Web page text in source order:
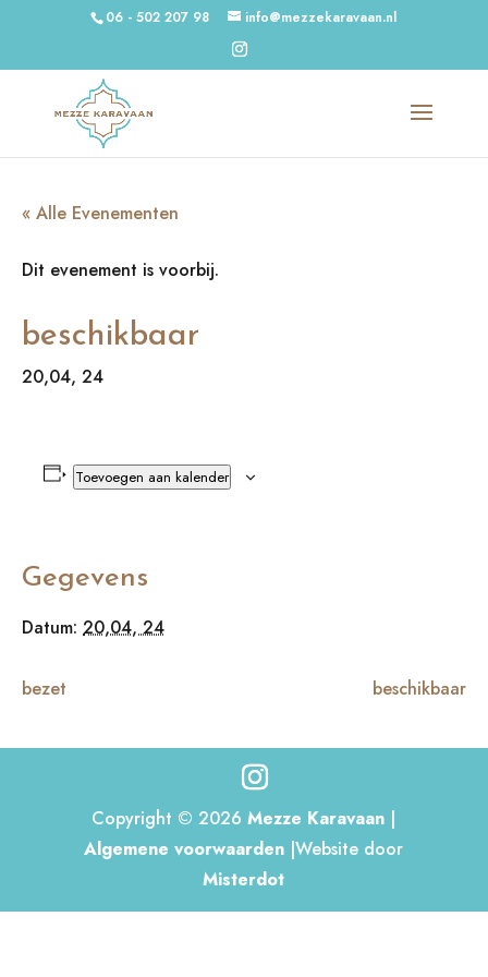
06 - 502 207 98 info@mezzekaravaan.nl
« Alle Evenementen
Dit evenement is voorbij.
beschikbaar
20,04, 24
Toevoegen aan kalender
Gegevens
Datum: 20,04, 24
bezet beschikbaar
Copyright © 2026Mezze Karavaan |
Algemene voorwaarden |Website door
Misterdot